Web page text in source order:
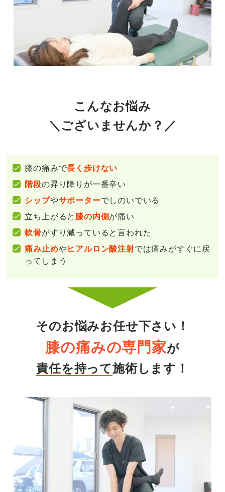
こんなお悩み
＼ございませんか？／
膝の痛みで長く歩けない
階段の昇り降りが一番辛い
シップやサポーターでしのいでいる
立ち上がると 膝の内側が痛い
軟骨がすり減っていると言われた
痛み止めやヒアルロン酸注射では痛みがすぐに戻
ってしまう
そのお悩みお任せ下さい！
膝の痛みの専門家が
責任を持って施術します！